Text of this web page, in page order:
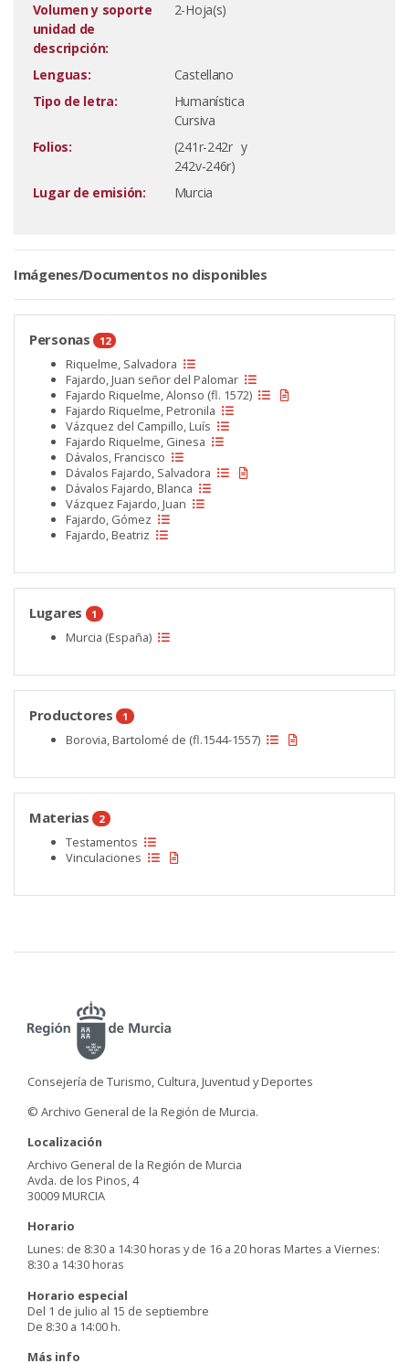
Volumen y soporte
unidad de
descripción:
2-Hoja(s)
Lenguas:
Castellano
Tipo de letra:
Humanística
Cursiva
Folios:
(241r-242r y
242v-246r)
Lugar de emisión:
Murcia
Imágenes/Documentos no disponibles
Personas 12
Riquelme, Salvadora
Fajardo, Juan señor del Palomar
Fajardo Riquelme, Alonso (fl. 1572)
Fajardo Riquelme, Petronila
Vázquez del Campillo, Luís
Fajardo Riquelme, Ginesa
Dávalos, Francisco
Dávalos Fajardo, Salvadora
Dávalos Fajardo, Blanca
Vázquez Fajardo, Juan
Fajardo, Gómez
Fajardo, Beatriz
Lugares 1
Murcia (España)
Productores 1
Borovia, Bartolomé de (fl.1544-1557)
Materias 2
Testamentos
Vinculaciones
Consejería de Turismo, Cultura, Juventud y Deportes
© Archivo General de la Región de Murcia.
Localización
Archivo General de la Región de Murcia
Avda. de los Pinos, 4
30009 MURCIA
Horario
Lunes: de 8:30 a 14:30 horas y de 16 a 20 horas Martes a Viernes:
8:30 a 14:30 horas
Horario especial
Del 1 de julio al 15 de septiembre
De 8:30 a 14:00 h.
Más info